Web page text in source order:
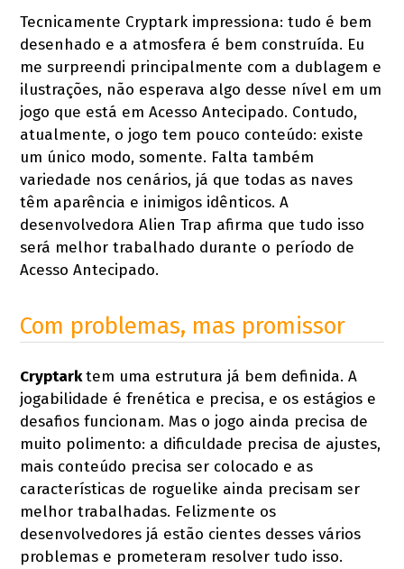
Tecnicamente Cryptark impressiona: tudo é bem
desenhado e a atmosfera é bem construída. Eu
me surpreendi principalmente com a dublagem e
ilustrações, não esperava algo desse nível em um
jogo que está em Acesso Antecipado. Contudo,
atualmente, o jogo tem pouco conteúdo: existe
um único modo, somente. Falta também
variedade nos cenários, já que todas as naves
têm aparência e inimigos idênticos. A
desenvolvedora Alien Trap afirma que tudo isso
será melhor trabalhado durante o período de
Acesso Antecipado.
Com problemas, mas promissor
Cryptarktem uma estrutura já bem definida. A
jogabilidade é frenética e precisa, e os estágios e
desafios funcionam. Mas o jogo ainda precisa de
muito polimento: a dificuldade precisa de ajustes,
mais conteúdo precisa ser colocado e as
características de roguelike ainda precisam ser
melhor trabalhadas. Felizmente os
desenvolvedores já estão cientes desses vários
problemas e prometeram resolver tudo isso.